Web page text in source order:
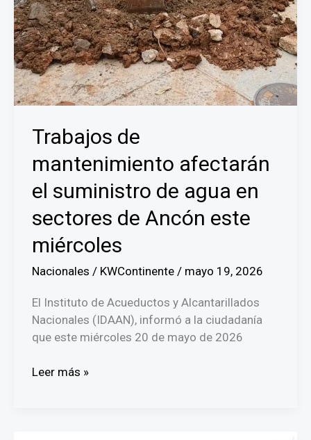
Trabajos de
mantenimiento afectarán
el suministro de agua en
sectores de Ancón este
miércoles
Nacionales / KWContinente / mayo 19, 2026
El Instituto de Acueductos y Alcantarillados
Nacionales (IDAAN), informó a la ciudadanía
que este miércoles 20 de mayo de 2026
Trabajos
Leer más »